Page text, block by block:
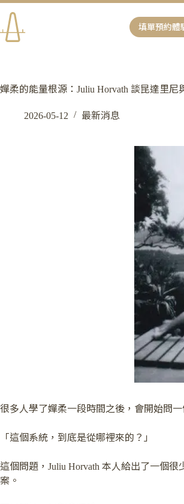
至
主
填單預約體
嬋柔的能量根源：Juliu Horvath 談昆達里尼
2026-05-12 最新消息
很多人學了嬋柔一段時間之後，會開始問一
「這個系統，到底是從哪裡來的？」
這個問題，Juliu Horvath 本人給出了一個很
案。